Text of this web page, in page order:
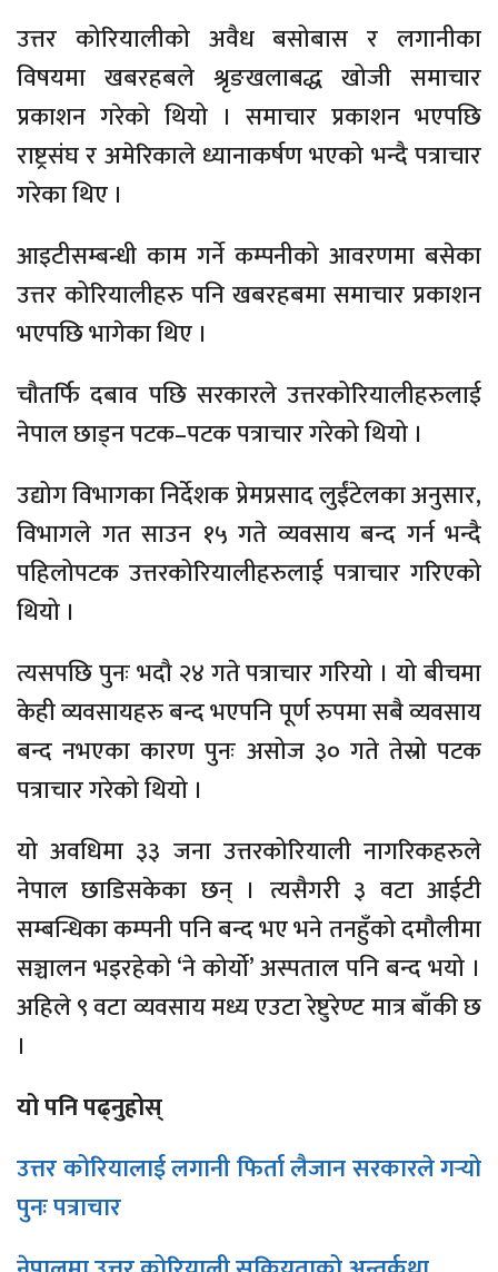
उत्तर कोरियालीको अवैध बसोबास र लगानीका
विषयमा खबरहबले श्रृङखलाबद्ध खोजी समाचार
प्रकाशन गरेको थियो । समाचार प्रकाशन भएपछि
राष्ट्रसंघ र अमेरिकाले ध्यानाकर्षण भएको भन्दै पत्राचार
गरेका थिए ।
आइटीसम्बन्धी काम गर्ने कम्पनीको आवरणमा बसेका
उत्तर कोरियालीहरु पनि खबरहबमा समाचार प्रकाशन
भएपछि भागेका थिए ।
चौतर्फि दबाव पछि सरकारले उत्तरकोरियालीहरुलाई
नेपाल छाड्न पटक–पटक पत्राचार गरेको थियो ।
उद्योग विभागका निर्देशक प्रेमप्रसाद लुईंटेलका अनुसार,
विभागले गत साउन १५ गते व्यवसाय बन्द गर्न भन्दै
पहिलोपटक उत्तरकोरियालीहरुलाई पत्राचार गरिएको
थियो ।
त्यसपछि पुनः भदौ २४ गते पत्राचार गरियो । यो बीचमा
केही व्यवसायहरु बन्द भएपनि पूर्ण रुपमा सबै व्यवसाय
बन्द नभएका कारण पुनः असोज ३० गते तेस्रो पटक
पत्राचार गरेको थियो ।
यो अवधिमा ३३ जना उत्तरकोरियाली नागरिकहरुले
नेपाल छाडिसकेका छन् । त्यसैगरी ३ वटा आईटी
सम्बन्धिका कम्पनी पनि बन्द भए भने तनहुँको दमौलीमा
सञ्चालन भइरहेको ‘ने कोर्यो’ अस्पताल पनि बन्द भयो ।
अहिले ९ वटा व्यवसाय मध्य एउटा रेष्टुरेण्ट मात्र बाँकी छ
।
यो पनि पढ्नुहोस्
उत्तर कोरियालाई लगानी फिर्ता लैजान सरकारले गर्‍यो
पुनः पत्राचार